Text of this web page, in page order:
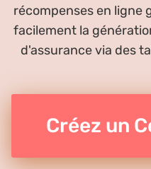
récompenses en ligne
facilement la
d'assurance via des
Créez un